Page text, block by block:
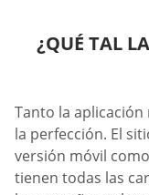
¿QUÉ TAL
Tanto la
la perfección. El
versión móvil
tienen todas las